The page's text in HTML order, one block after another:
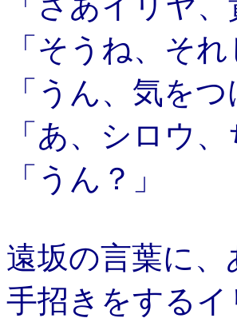
「そうね、そ
「うん、気をつ
「あ、シロウ
「うん？」
遠坂の言葉に
手招きをする